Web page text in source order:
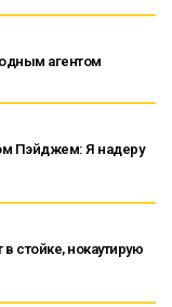
агентом
Пэйджем: Я надеру
стойке, нокаутирую